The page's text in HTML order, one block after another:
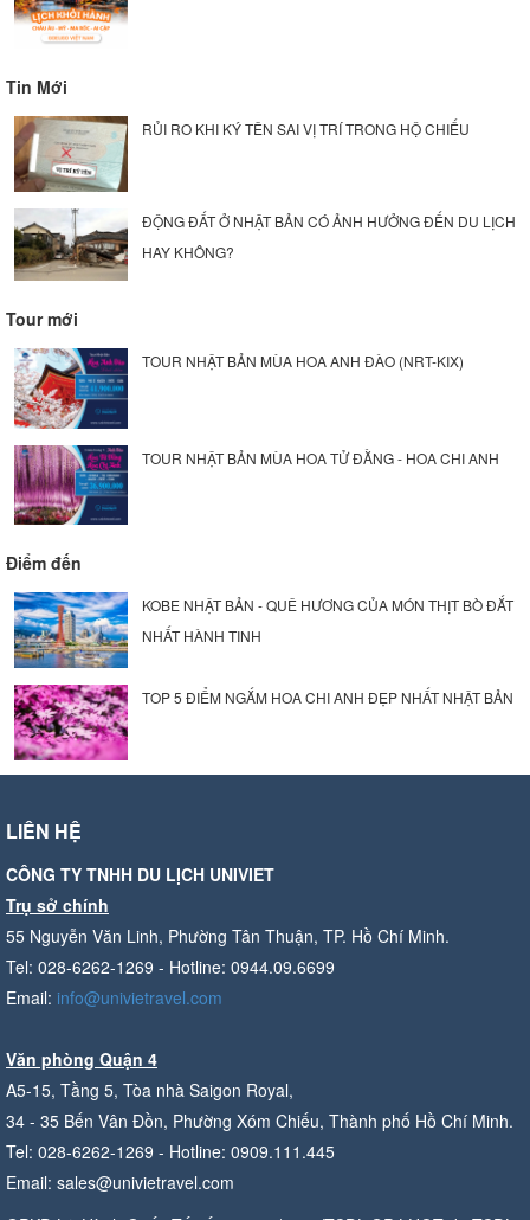
Tin Mới
RỦI RO KHI KÝ TÊN SAI VỊ TRÍ TRONG HỘ CHIẾU
ĐỘNG ĐẤT Ở NHẬT BẢN CÓ ẢNH HƯỞNG ĐẾN DU LỊCH
HAY KHÔNG?
Tour mới
TOUR NHẬT BẢN MÙA HOA ANH ĐÀO (NRT-KIX)
TOUR NHẬT BẢN MÙA HOA TỬ ĐẰNG - HOA CHI ANH
Điểm đến
KOBE NHẬT BẢN - QUÊ HƯƠNG CỦA MÓN THỊT BÒ ĐẮT
NHẤT HÀNH TINH
TOP 5 ĐIỂM NGẮM HOA CHI ANH ĐẸP NHẤT NHẬT BẢN
LIÊN HỆ
CÔNG TY TNHH DU LỊCH UNIVIET
Trụ sở chính
55 Nguyễn Văn Linh, Phường Tân Thuận, TP. Hồ Chí Minh.
Tel: 028-6262-1269 - Hotline: 0944.09.6699
Email: info@univietravel.com
Văn phòng Quận 4
A5-15, Tầng 5, Tòa nhà Saigon Royal,
34 - 35 Bến Vân Đồn, Phường Xóm Chiếu, Thành phố Hồ Chí Minh.
Tel: 028-6262-1269 - Hotline: 0909.111.445
Email: sales@univietravel.com